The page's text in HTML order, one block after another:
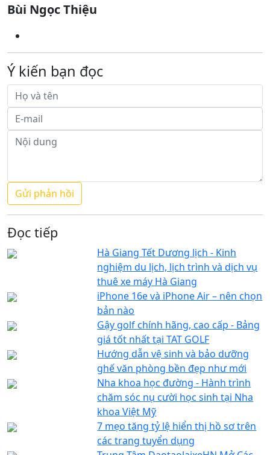
Bùi Ngọc Thiệu
Ý kiến bạn đọc
Đọc tiếp
Hà Giang Tết Dương lịch - Kinh
nghiệm du lịch, lịch trình và dịch vụ
thuê xe máy Hà Giang
iPhone 16e và iPhone Air – nên chọn
bản nào
Gậy golf chính hãng, cao cấp - Bảng
giá tốt nhất tại TAT GOLF
Hướng dẫn vệ sinh và bảo dưỡng
ghế văn phòng bền đẹp như mới
Nha khoa học đường - Hành trình
chăm sóc nụ cười học sinh tại Nha
khoa Việt Mỹ
7 mẹo tăng tỷ lệ hiển thị hồ sơ trên
các trang tuyển dụng